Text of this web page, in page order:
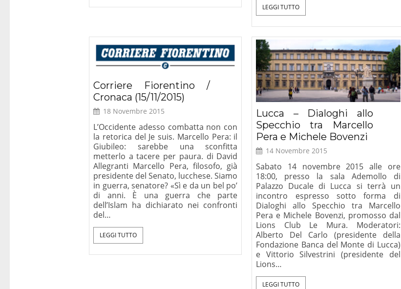
LEGGI TUTTO
Corriere Fiorentino /
Cronaca (15/11/2015)
18 Novembre 2015
L’Occidente adesso combatta non con
la retorica del Je suis. Marcello Pera: il
Giubileo: sarebbe una sconfitta
metterlo a tacere per paura. di David
Allegranti Marcello Pera, filosofo, già
presidente del Senato, lucchese. Siamo
in guerra, senatore? «Sì e da un bel po’
di anni. È una guerra che parte
dell’Islam ha dichiarato nei confronti
del…
LEGGI TUTTO
Lucca – Dialoghi allo
Specchio tra Marcello
Pera e Michele Bovenzi
14 Novembre 2015
Sabato 14 novembre 2015 alle ore
18:00, presso la sala Ademollo di
Palazzo Ducale di Lucca si terrà un
incontro espresso sotto forma di
Dialoghi allo Specchio tra Marcello
Pera e Michele Bovenzi, promosso dal
Lions Club Le Mura. Moderatori:
Alberto Del Carlo (presidente della
Fondazione Banca del Monte di Lucca)
e Vittorio Silvestrini (presidente del
Lions…
LEGGI TUTTO